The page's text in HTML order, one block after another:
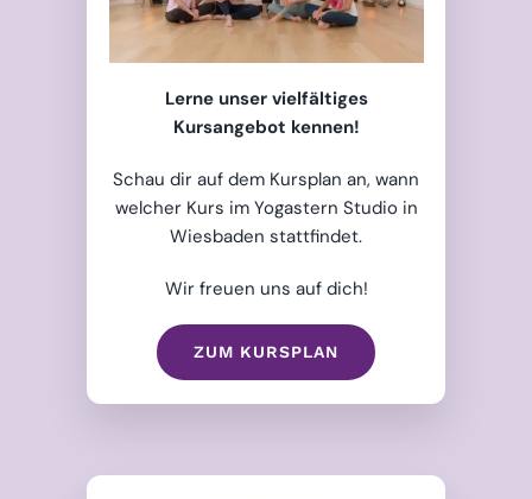
Lerne unser vielfältiges
Kursangebot kennen!
Schau dir auf dem Kursplan an, wann
welcher Kurs im Yogastern Studio in
Wiesbaden stattfindet.
Wir freuen uns auf dich!
ZUM KURSPLAN